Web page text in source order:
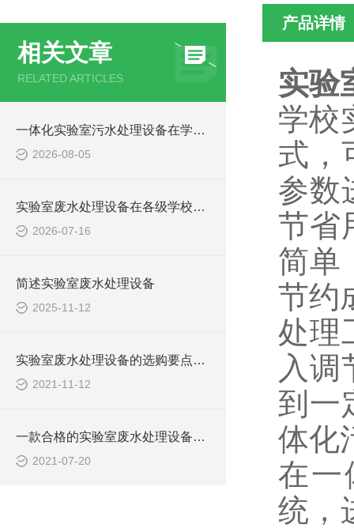
相关文章
RELATED ARTICLES
一体化实验室污水处理设备在学校化学实验室的应用
2026-08-05
实验室废水处理设备在各级学校的应用
2026-07-16
简述实验室废水处理设备
2025-11-12
实验室废水处理设备的选购要点，你知道多少？
2021-11-12
一款合格的实验室废水处理设备有哪些性能要求和组成结构？
2021-07-20
产品详情
实验
学校
式，
参数
节省
简单
节约
处理
入
到一
体化
在一
统，